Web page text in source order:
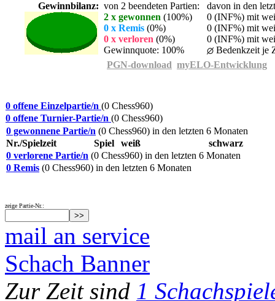
Gewinnbilanz: von 2 beendeten Partien: davon in den
2 x gewonnen (100%)
0 (INF%) mit
0 x Remis (0%)
0 (INF%) mit
0 x verloren (0%)
0 (INF%) mit
Gewinnquote: 100%
Bedenkzeit je
PGN-download myELO-Entwicklung
0 offene Einzelpartie/n (0 Chess960)
0 offene Turnier-Partie/n (0 Chess960)
0 gewonnene Partie/n (0 Chess960) in den letzten 6 Monaten
Nr./Spielzeit
Spiel weiß
schwarz
0 verlorene Partie/n (0 Chess960) in den letzten 6 Monaten
0 Remis (0 Chess960) in den letzten 6 Monaten
zeige Partie-Nr.:
mail an service
Schach Banner
Zur Zeit sind 1